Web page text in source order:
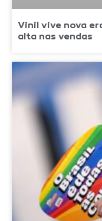
Vinil vive nova
alta nas vendas